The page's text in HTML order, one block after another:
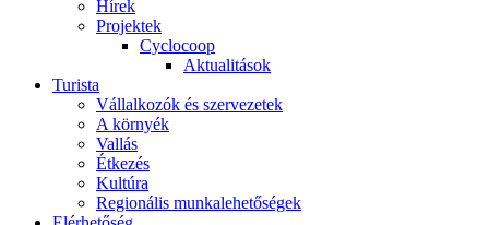
Hírek
Projektek
Cyclocoop
Aktualitások
Turista
Vállalkozók és szervezetek
A környék
Vallás
Étkezés
Kultúra
Regionális munkalehetőségek